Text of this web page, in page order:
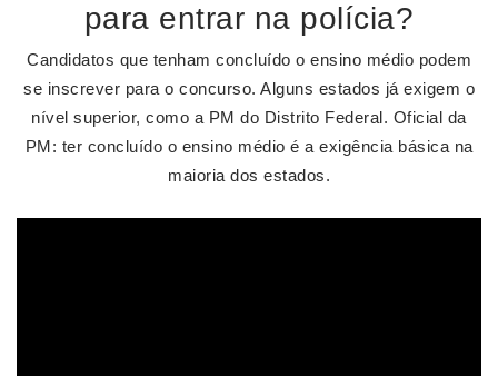
para entrar na polícia?
Candidatos que tenham concluído o ensino médio podem
se inscrever para o concurso. Alguns estados já exigem o
nível superior, como a PM do Distrito Federal. Oficial da
PM: ter concluído o ensino médio é a exigência básica na
maioria dos estados.